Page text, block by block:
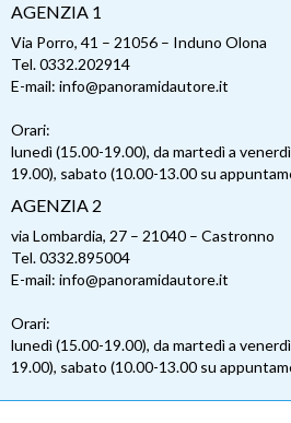
AGENZIA 1
Via Porro, 41 – 21056 – Induno Olona
Tel. 0332.202914
E-mail: info@panoramidautore.it
Orari:
lunedì (15.00-19.00), da martedì a
19.00), sabato (10.00-13.00 su
AGENZIA 2
via Lombardia, 27 – 21040 – Castronno
Tel. 0332.895004
E-mail: info@panoramidautore.it
Orari:
lunedì (15.00-19.00), da martedì a
19.00), sabato (10.00-13.00 su